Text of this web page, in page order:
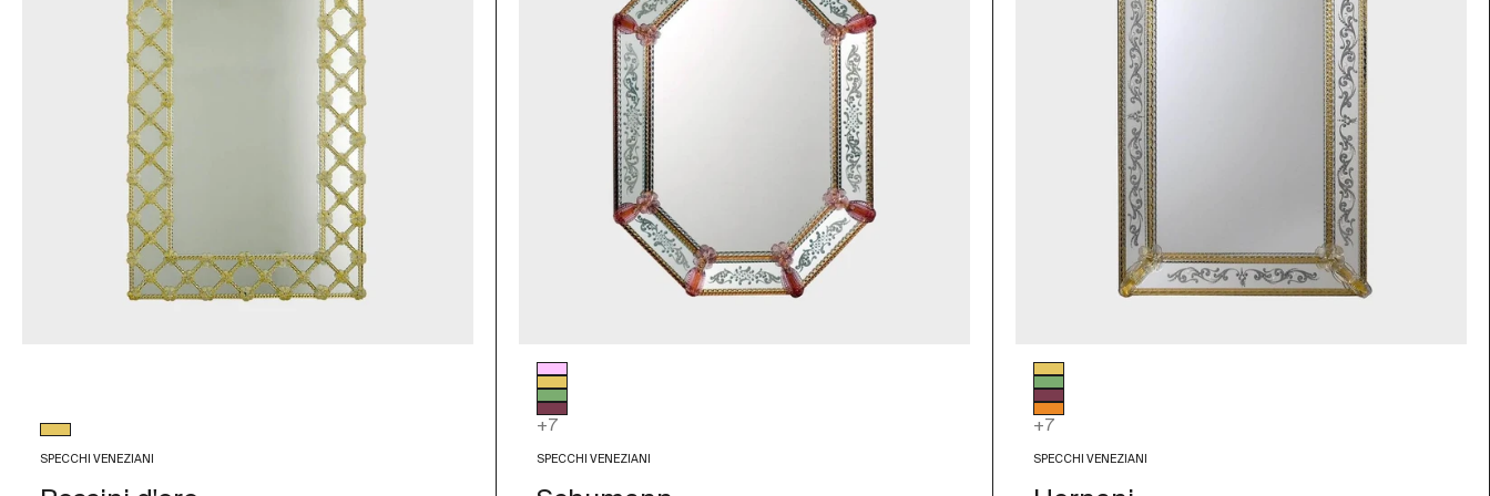
Colore vetro
SPECCHI VENEZIANI
Colore vetro
Rosa
Foglia Oro
Verde
Ametista
+7
SPECCHI VENEZIANI
Colore vetro
Foglia Oro
Verde
Ametista
Arancio
+7
SPECCHI VENEZIANI